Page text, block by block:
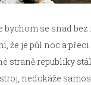
bychom se snad
že je půl noc a
straně republiky
nedokáže